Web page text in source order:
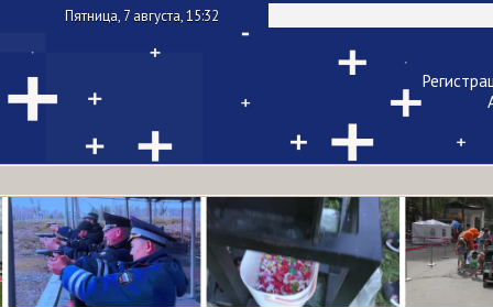
Пятница, 7 августа, 15:32
Чужой
Напомнить